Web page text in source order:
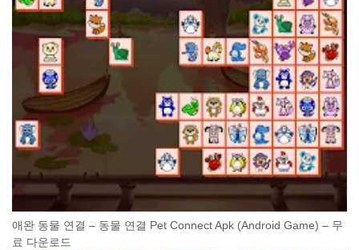
애완 동물 연결 – 동물 연결 Pet Connect Apk (Android Game) – 무
료 다운로드